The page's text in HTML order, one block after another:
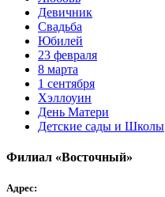
Девичник
Свадьба
Юбилей
23 февраля
8 марта
1 сентября
Хэллоуин
День Матери
Детские сады и Школы
Филиал «Восточный»
Адрес: